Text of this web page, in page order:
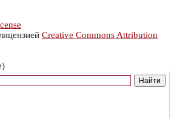
Creative Commons Attribution